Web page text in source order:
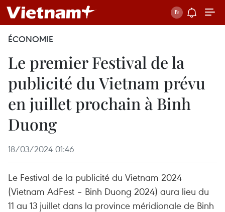
ÉCONOMIE
Le premier Festival de la
publicité du Vietnam prévu
en juillet prochain à Binh
Duong
18/03/2024 01:46
Le Festival de la publicité du Vietnam 2024
(Vietnam AdFest – Binh Duong 2024) aura lieu du
11 au 13 juillet dans la province méridionale de Binh